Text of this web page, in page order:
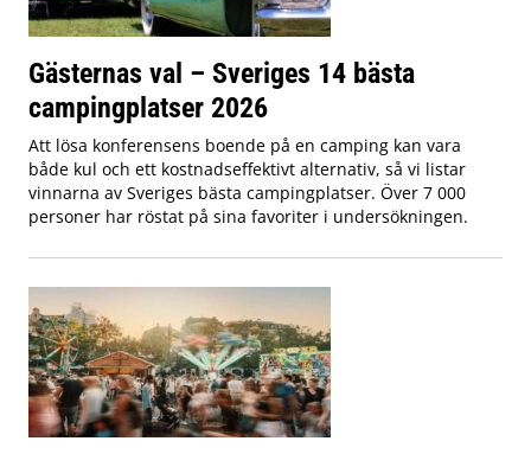
Gästernas val – Sveriges 14 bästa
campingplatser 2026
Att lösa konferensens boende på en camping kan vara
både kul och ett kostnadseffektivt alternativ, så vi listar
vinnarna av Sveriges bästa campingplatser. Över 7 000
personer har röstat på sina favoriter i undersökningen.